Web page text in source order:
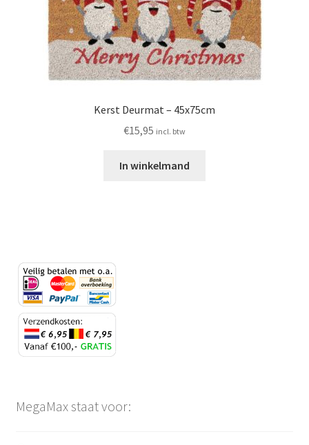
Kerst Deurmat – 45x75cm
€15,95 incl. btw
In winkelmand
MegaMax staat voor: